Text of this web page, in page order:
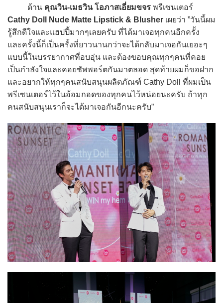
ด้าน คุณวิน-เมธวิน โอภาสเอี่ยมขจร พรีเซนเตอร์
Cathy Doll Nude Matte Lipstick & Blusher เผยว่า ”วันนี้ผม
รู้สึกดีใจและแฮปปี้มากๆเลยครับ ที่ได้มาเจอทุกคนอีกครั้ง
และครั้งนี้ก็เป็นครั้งที่ยาวนานกว่าจะได้กลับมาเจอกันเยอะๆ
แบบนี้ในบรรยากาศที่อบอุ่น และต้องขอบคุณทุกๆคนที่คอย
เป็นกำลังใจและคอยซัพพอร์ตกันมาตลอด สุดท้ายผมก็ขอฝาก
และอยากให้ทุกๆคนสนับสนุนผลิตภัณฑ์ Cathy Doll ที่ผมเป็น
พรีเซนเตอร์ไว้ในอ้อมกอดของทุกคนไว้หน่อยนะครับ ถ้าทุก
คนสนับสนุนเราก็จะได้มาเจอกันอีกนะครับ”